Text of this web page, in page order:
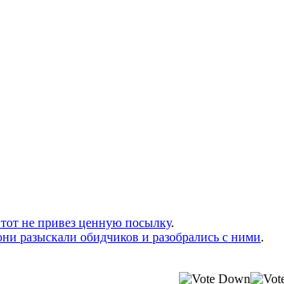
не привез ценную посылку.
разыскали обидчиков и разобрались с ними.